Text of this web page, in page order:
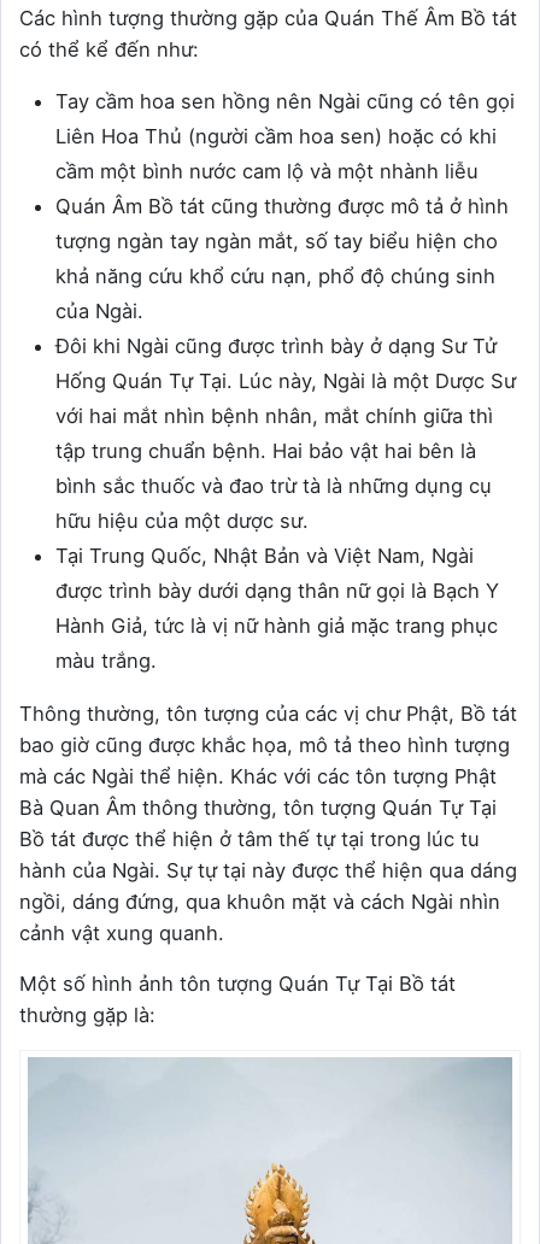
Các hình tượng thường gặp của Quán Thế Âm Bồ tát
có thể kể đến như:
Tay cầm hoa sen hồng nên Ngài cũng có tên gọi
Liên Hoa Thủ (người cầm hoa sen) hoặc có khi
cầm một bình nước cam lộ và một nhành liễu
Quán Âm Bồ tát cũng thường được mô tả ở hình
tượng ngàn tay ngàn mắt, số tay biểu hiện cho
khả năng cứu khổ cứu nạn, phổ độ chúng sinh
của Ngài.
Đôi khi Ngài cũng được trình bày ở dạng Sư Tử
Hống Quán Tự Tại. Lúc này, Ngài là một Dược Sư
với hai mắt nhìn bệnh nhân, mắt chính giữa thì
tập trung chuẩn bệnh. Hai bảo vật hai bên là
bình sắc thuốc và đao trừ tà là những dụng cụ
hữu hiệu của một dược sư.
Tại Trung Quốc, Nhật Bản và Việt Nam, Ngài
được trình bày dưới dạng thân nữ gọi là Bạch Y
Hành Giả, tức là vị nữ hành giả mặc trang phục
màu trắng.
Thông thường, tôn tượng của các vị chư Phật, Bồ tát
bao giờ cũng được khắc họa, mô tả theo hình tượng
mà các Ngài thể hiện. Khác với các tôn tượng Phật
Bà Quan Âm thông thường, tôn tượng Quán Tự Tại
Bồ tát được thể hiện ở tâm thế tự tại trong lúc tu
hành của Ngài. Sự tự tại này được thể hiện qua dáng
ngồi, dáng đứng, qua khuôn mặt và cách Ngài nhìn
cảnh vật xung quanh.
Một số hình ảnh tôn tượng Quán Tự Tại Bồ tát
thường gặp là: